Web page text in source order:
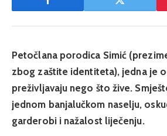
Petočlana porodica Simić
zbog zaštite identiteta), jedna je
preživljavaju nego što žive.
jednom banjalučkom naselju,
garderobi i nažalost liječenju.